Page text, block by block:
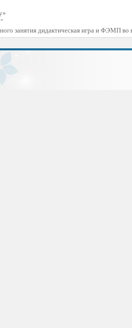
занятия дидактическая игра и ФЭМП